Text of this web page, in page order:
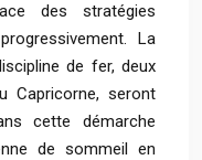
des stratégies
La
de fer, deux
Capricorne, seront
cette démarche
de sommeil en